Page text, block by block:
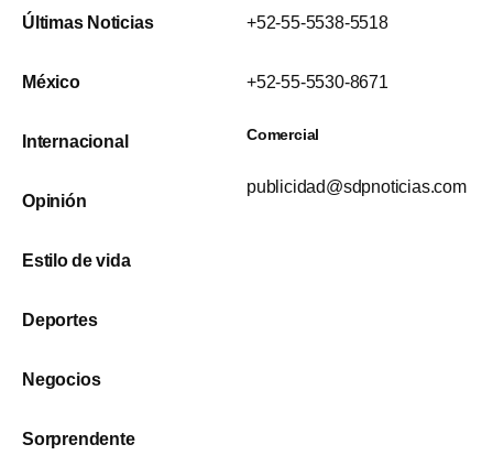
Últimas Noticias
México
Internacional
Opinión
Estilo de vida
Deportes
Negocios
Sorprendente
+52-55-5538-5518
+52-55-5530-8671
Comercial
publicidad@sdpnoticias.com